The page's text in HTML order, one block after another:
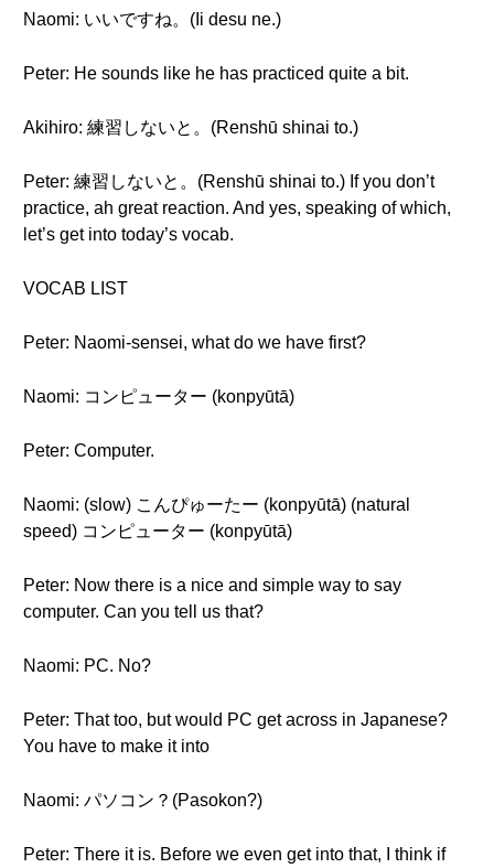
Naomi: いいですね。(Ii desu ne.)
Peter: He sounds like he has practiced quite a bit.
Akihiro: 練習しないと。(Renshū shinai to.)
Peter: 練習しないと。(Renshū shinai to.) If you don’t
practice, ah great reaction. And yes, speaking of which,
let’s get into today’s vocab.
VOCAB LIST
Peter: Naomi-sensei, what do we have first?
Naomi: コンピューター (konpyūtā)
Peter: Computer.
Naomi: (slow) こんぴゅーたー (konpyūtā) (natural
speed) コンピューター (konpyūtā)
Peter: Now there is a nice and simple way to say
computer. Can you tell us that?
Naomi: PC. No?
Peter: That too, but would PC get across in Japanese?
You have to make it into
Naomi: パソコン？(Pasokon?)
Peter: There it is. Before we even get into that, I think if